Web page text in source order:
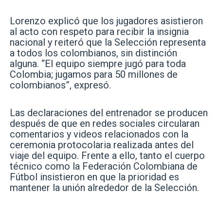
Lorenzo explicó que los jugadores asistieron
al acto con respeto para recibir la insignia
nacional y reiteró que la Selección representa
a todos los colombianos, sin distinción
alguna. “El equipo siempre jugó para toda
Colombia; jugamos para 50 millones de
colombianos”, expresó.
Las declaraciones del entrenador se producen
después de que en redes sociales circularan
comentarios y videos relacionados con la
ceremonia protocolaria realizada antes del
viaje del equipo. Frente a ello, tanto el cuerpo
técnico como la Federación Colombiana de
Fútbol insistieron en que la prioridad es
mantener la unión alrededor de la Selección.